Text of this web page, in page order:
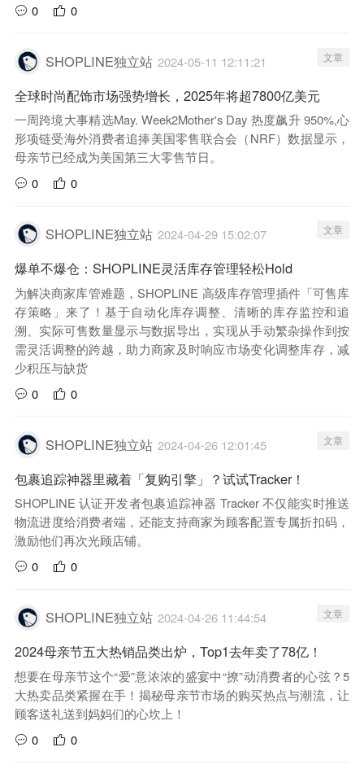
0
0
SHOPLINE独立站 2024-05-11 12:11:21 文章
全球时尚配饰市场强势增长，2025年将超7800亿美元
一周跨境大事精选May. Week2Mother's Day 热度飙升 950%,心
形项链受海外消费者追捧美国零售联合会（NRF）数据显示，
母亲节已经成为美国第三大零售节日。
0
0
SHOPLINE独立站 2024-04-29 15:02:07 文章
爆单不爆仓：SHOPLINE灵活库存管理轻松Hold
为解决商家库管难题，SHOPLINE 高级库存管理插件「可售库
存策略」来了！基于自动化库存调整、清晰的库存监控和追
溯、实际可售数量显示与数据导出，实现从手动繁杂操作到按
需灵活调整的跨越，助力商家及时响应市场变化调整库存，减
少积压与缺货
0
0
SHOPLINE独立站 2024-04-26 12:01:45 文章
包裹追踪神器里藏着「复购引擎」？试试Tracker！
SHOPLINE 认证开发者包裹追踪神器 Tracker 不仅能实时推送
物流进度给消费者端，还能支持商家为顾客配置专属折扣码，
激励他们再次光顾店铺。
0
0
SHOPLINE独立站 2024-04-26 11:44:54 文章
2024母亲节五大热销品类出炉，Top1去年卖了78亿！
想要在母亲节这个“爱”意浓浓的盛宴中“撩”动消费者的心弦？5
大热卖品类紧握在手！揭秘母亲节市场的购买热点与潮流，让
顾客送礼送到妈妈们的心坎上！
0
0